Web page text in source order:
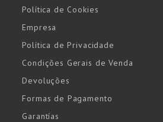
Política de Cookies
Empresa
Política de Privacidade
Condições Gerais de Venda
Devoluções
Formas de Pagamento
Garantías